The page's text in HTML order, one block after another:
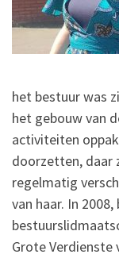
het bestuur was
het gebouw van
activiteiten
doorzetten, daar
regelmatig
van haar. In
Grote Verdienste